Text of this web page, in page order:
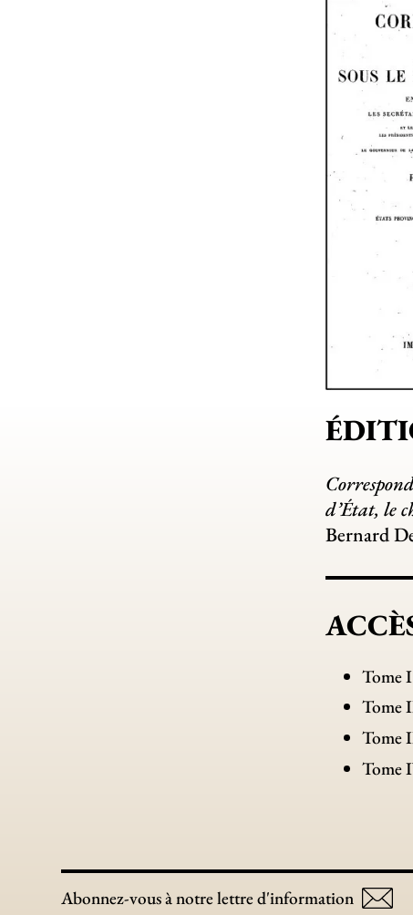
d’État, le
Bernard
Tome
Tome
Tome
Tome
Abonnez-vous à notre lettre d'information